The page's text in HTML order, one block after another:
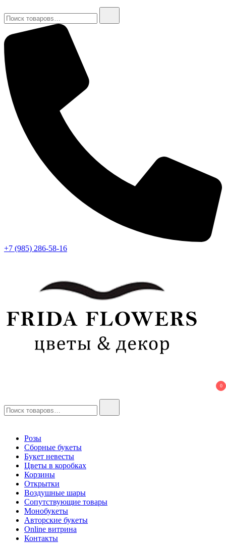
+7 (985) 286-58-16
0
Розы
Сборные букеты
Букет невесты
Цветы в коробках
Корзины
Открытки
Воздушные шары
Сопутствующие товары
Монобукеты
Авторские букеты
Online витрина
Контакты